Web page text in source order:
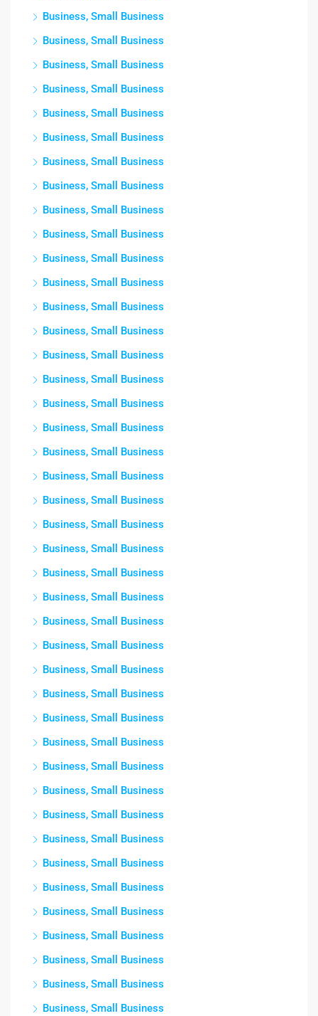
Business, Small Business
Business, Small Business
Business, Small Business
Business, Small Business
Business, Small Business
Business, Small Business
Business, Small Business
Business, Small Business
Business, Small Business
Business, Small Business
Business, Small Business
Business, Small Business
Business, Small Business
Business, Small Business
Business, Small Business
Business, Small Business
Business, Small Business
Business, Small Business
Business, Small Business
Business, Small Business
Business, Small Business
Business, Small Business
Business, Small Business
Business, Small Business
Business, Small Business
Business, Small Business
Business, Small Business
Business, Small Business
Business, Small Business
Business, Small Business
Business, Small Business
Business, Small Business
Business, Small Business
Business, Small Business
Business, Small Business
Business, Small Business
Business, Small Business
Business, Small Business
Business, Small Business
Business, Small Business
Business, Small Business
Business, Small Business